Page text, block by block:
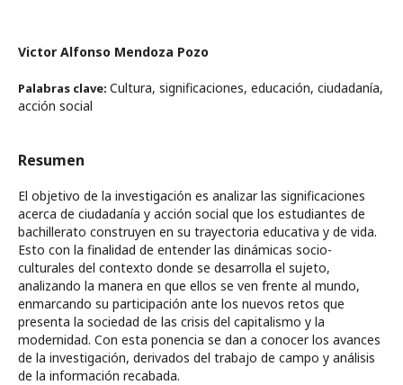
Victor Alfonso Mendoza Pozo
Palabras clave: Cultura, significaciones, educación, ciudadanía,
acción social
Resumen
El objetivo de la investigación es analizar las significaciones
acerca de ciudadanía y acción social que los estudiantes de
bachillerato construyen en su trayectoria educativa y de vida.
Esto con la finalidad de entender las dinámicas socio-
culturales del contexto donde se desarrolla el sujeto,
analizando la manera en que ellos se ven frente al mundo,
enmarcando su participación ante los nuevos retos que
presenta la sociedad de las crisis del capitalismo y la
modernidad. Con esta ponencia se dan a conocer los avances
de la investigación, derivados del trabajo de campo y análisis
de la información recabada.